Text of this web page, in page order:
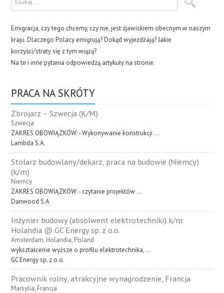
Emigracja, czy tego chcemy, czy nie, jest zjawiskiem obecnym w naszym
kraju. Dlaczego Polacy emigrują? Dokąd wyjeżdżają? Jakie
korzyści/straty się z tym wiążą?
Na te i inne pytania odpowiedzą artykuły na stronie.
PRACA NA SKRÓTY
Zbrojarz – Szwecja (K/M)
Szwecja
ZAKRES OBOWIĄZKÓW: - Wykonywanie konstrukcji ...
Lambda S.A.
Stolarz budowlany/dekarz, praca na budowie (Niemcy)
(k/m)
Niemcy
ZAKRES OBOWIĄZKÓW: - czytanie projektów ...
Danwood S.A
Inżynier budowy (absolwent elektrotechniki) k/m
Holandia @ GC Energy sp. z o.o.
Amsterdam, Holandia, Poland
wykształcenie wyższe o profilu elektrotechnika, ...
GC Energy sp. z o.o.
Pracownik rolny, atrakcyjne wynagrodzenie, Francja
Marsylia, Francja